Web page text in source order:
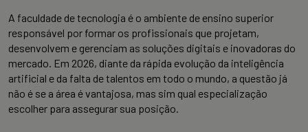
A faculdade de tecnologia é o ambiente de ensino superior
responsável por formar os profissionais que projetam,
desenvolvem e gerenciam as soluções digitais e inovadoras do
mercado. Em 2026, diante da rápida evolução da inteligência
artificial e da falta de talentos em todo o mundo, a questão já
não é se a área é vantajosa, mas sim qual especialização
escolher para assegurar sua posição.